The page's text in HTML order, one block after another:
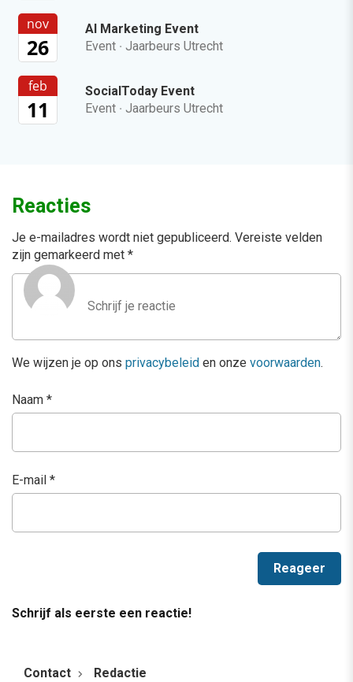
nov
26
AI Marketing Event
Event · Jaarbeurs Utrecht
feb
11
SocialToday Event
Event · Jaarbeurs Utrecht
Reacties
Je e-mailadres wordt niet gepubliceerd. Vereiste velden
zijn gemarkeerd met *
We wijzen je op ons privacybeleid en onze voorwaarden.
Naam *
E-mail *
Schrijf als eerste een reactie!
Contact Redactie